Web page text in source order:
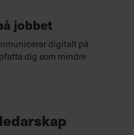
jobbet
digitalt på
dig som mindre